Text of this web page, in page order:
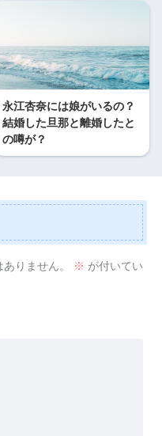
永江杏奈には娘がいるの？
結婚した旦那と離婚したと
の噂が？
りません。 ※ が付いてい